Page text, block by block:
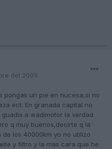
del 2009
pongas un pie en nucesa,si no
ect. En granada capital no
a wadimotor la verdad
q muy buenos,decirte q la
los 40000km yo no utilizo
y filtro y la mas cara que he